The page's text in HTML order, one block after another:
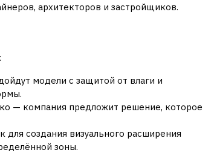
архитекторов и застройщиков.
модели с защитой от влаги и
— компания предложит решение, которое
для создания визуального расширения
зоны.